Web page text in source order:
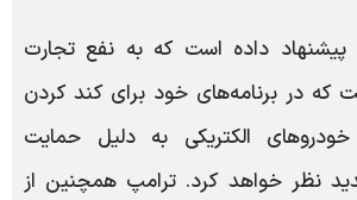
پیشنهاد داده است که به نفع تجارت
در برنامه‌های خود برای کند کردن
الکتریکی به دلیل حمایت
نظر خواهد کرد. ترامپ همچنین از